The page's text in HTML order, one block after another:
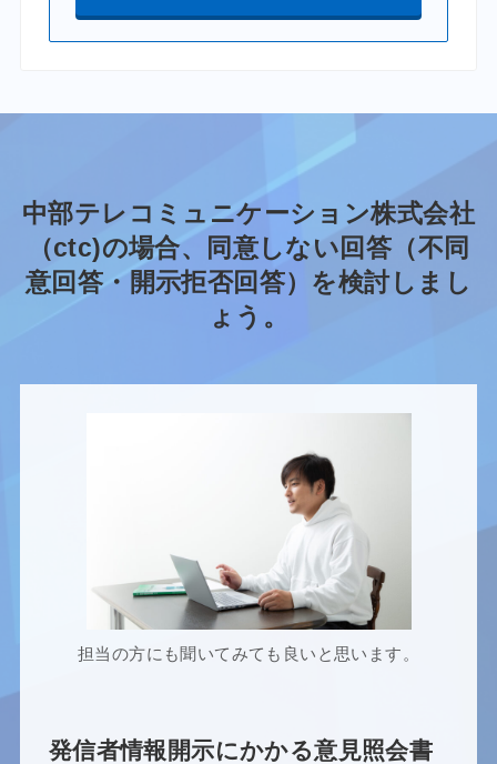
中部テレコミュニケーション株式会社
（ctc)の場合、同意しない回答（不同
意回答・開示拒否回答）を検討しまし
ょう。
担当の方にも聞いてみても良いと思います。
発信者情報開示にかかる意見照会書